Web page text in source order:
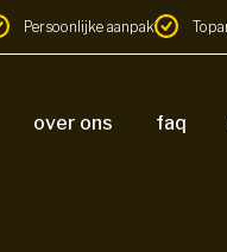
Persoonlijke aanpak
over ons faq